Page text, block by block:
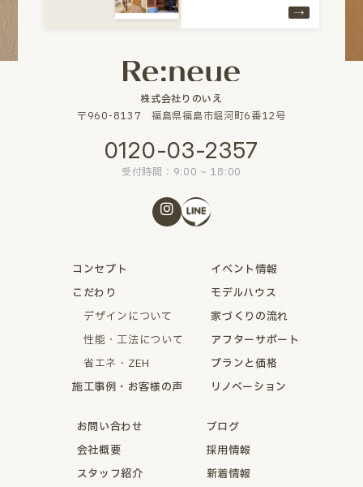
株式会社りのいえ
〒960-8137 福島県福島市堀河町6番12号
0120-03-2357
受付時間：9:00 ~ 18:00
コンセプト
こだわり
デザインについて
性能・工法について
省エネ・ZEH
施工事例・お客様の声
イベント情報
モデルハウス
家づくりの流れ
アフターサポート
プランと価格
リノベーション
お問い合わせ
会社概要
スタッフ紹介
ブログ
採用情報
新着情報